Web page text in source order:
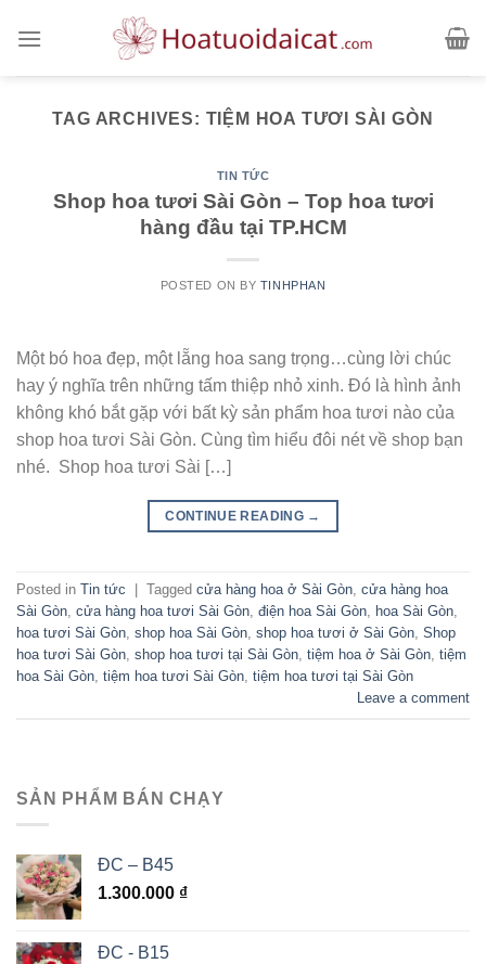
TAG ARCHIVES: TIỆM HOA TƯƠI SÀI GÒN
TIN TỨC
Shop hoa tươi Sài Gòn – Top hoa tươi
hàng đầu tại TP.HCM
POSTED ON BY TINHPHAN
Một bó hoa đẹp, một lẵng hoa sang trọng…cùng lời chúc
hay ý nghĩa trên những tấm thiệp nhỏ xinh. Đó là hình ảnh
không khó bắt gặp với bất kỳ sản phẩm hoa tươi nào của
shop hoa tươi Sài Gòn. Cùng tìm hiểu đôi nét về shop bạn
nhé. Shop hoa tươi Sài […]
CONTINUE READING →
Posted in Tin tức Tagged cửa hàng hoa ở Sài Gòn cửa hàng hoa
Sài Gòn cửa hàng hoa tươi Sài Gòn điện hoa Sài Gòn hoa Sài Gòn
hoa tươi Sài Gòn shop hoa Sài Gòn shop hoa tươi ở Sài Gòn Shop
hoa tươi Sài Gòn shop hoa tươi tại Sài Gòn tiệm hoa ở Sài Gòn tiệm
hoa Sài Gòn tiệm hoa tươi Sài Gòn tiệm hoa tươi tại Sài Gòn
Leave a comment
SẢN PHẨM BÁN CHẠY
ĐC – B45
1.300.000 ₫
ĐC - B15